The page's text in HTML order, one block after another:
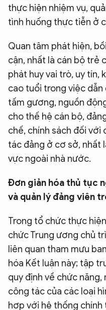
thực hiện nhiệm vụ,
tình huống thực tiễn ở
Quan tâm phát hiện,
cận, nhất là cán bộ trẻ
phát huy vai trò, uy tín,
cao tuổi trong việc
tấm gương, nguồn
cho thế hệ cán bộ,
chế, chính sách đối với
tác đảng ở cơ sở, nhất
vực ngoài nhà nước.
Đơn giản hóa thủ tục
và quản lý đảng viên
Trong tổ chức thực
chức Trung ương chủ
liên quan tham mưu
hóa Kết luận này; tập
quy định về chức năng,
công tác của các loại
hợp với hệ thống chính